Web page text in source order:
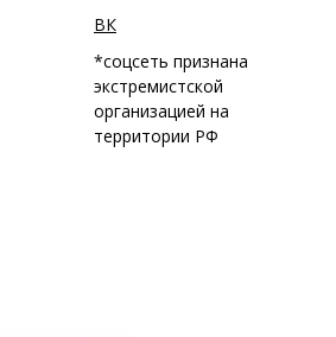
ВК
*соцсеть признана
экстремистской
организацией на
территории РФ